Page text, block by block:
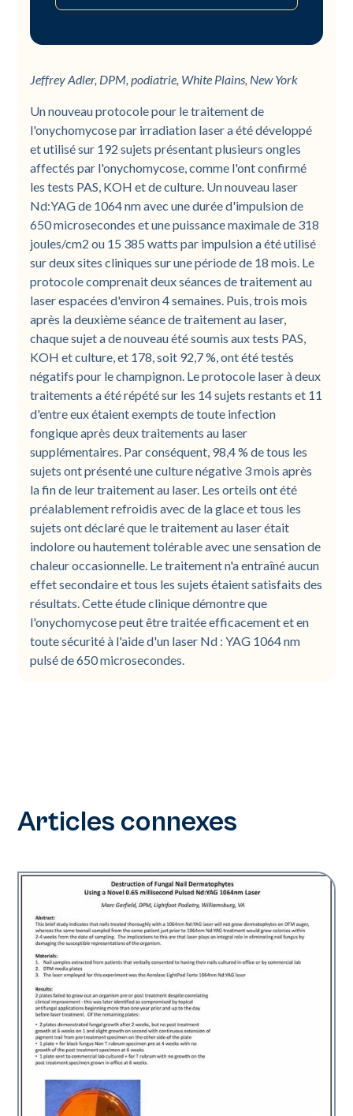
Jeffrey Adler, DPM, podiatrie, White Plains, New York
Un nouveau protocole pour le traitement de
l'onychomycose par irradiation laser a été développé
et utilisé sur 192 sujets présentant plusieurs ongles
affectés par l'onychomycose, comme l'ont confirmé
les tests PAS, KOH et de culture. Un nouveau laser
Nd:YAG de 1064 nm avec une durée d'impulsion de
650 microsecondes et une puissance maximale de 318
joules/cm2 ou 15 385 watts par impulsion a été utilisé
sur deux sites cliniques sur une période de 18 mois. Le
protocole comprenait deux séances de traitement au
laser espacées d'environ 4 semaines. Puis, trois mois
après la deuxième séance de traitement au laser,
chaque sujet a de nouveau été soumis aux tests PAS,
KOH et culture, et 178, soit 92,7 %, ont été testés
négatifs pour le champignon. Le protocole laser à deux
traitements a été répété sur les 14 sujets restants et 11
d'entre eux étaient exempts de toute infection
fongique après deux traitements au laser
supplémentaires. Par conséquent, 98,4 % de tous les
sujets ont présenté une culture négative 3 mois après
la fin de leur traitement au laser. Les orteils ont été
préalablement refroidis avec de la glace et tous les
sujets ont déclaré que le traitement au laser était
indolore ou hautement tolérable avec une sensation de
chaleur occasionnelle. Le traitement n'a entraîné aucun
effet secondaire et tous les sujets étaient satisfaits des
résultats. Cette étude clinique démontre que
l'onychomycose peut être traitée efficacement et en
toute sécurité à l'aide d'un laser Nd : YAG 1064 nm
pulsé de 650 microsecondes.
Articles connexes